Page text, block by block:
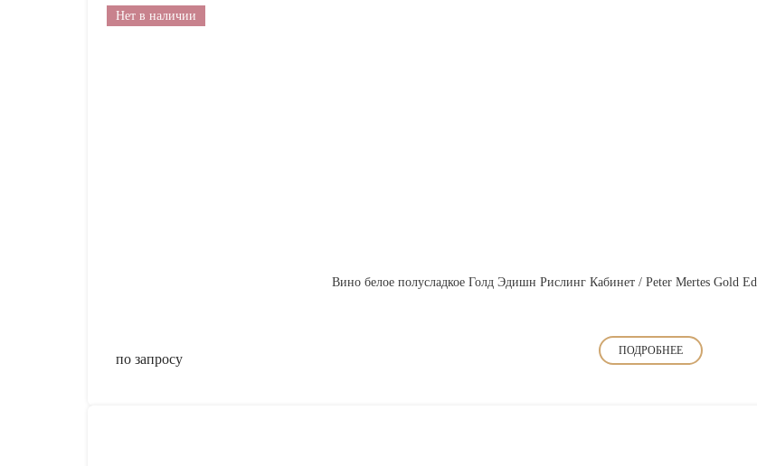
Нет в наличии
Вино белое полусладкое Голд Эдишн Рислинг Кабинет / Peter Mertes Gold
по запросу
ПОДРОБНЕЕ